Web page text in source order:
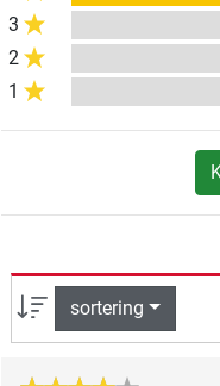
3
2
1
sortering